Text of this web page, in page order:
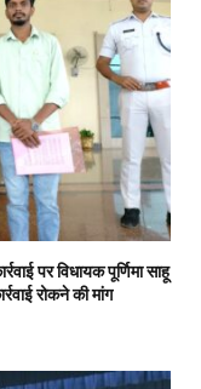
पर विधायक पूर्णिमा साहू
रोकने की मांग